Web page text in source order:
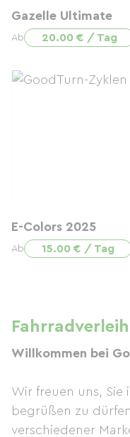
Gazelle Ultimate
Ab 20.00 € / Tag
E-Colors 2025
Ab 15.00 € / Tag
Willkommen bei
Wir freuen uns, Sie
begrüßen zu
verschiedener